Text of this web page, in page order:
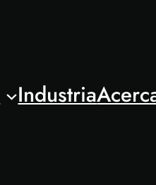
Industria